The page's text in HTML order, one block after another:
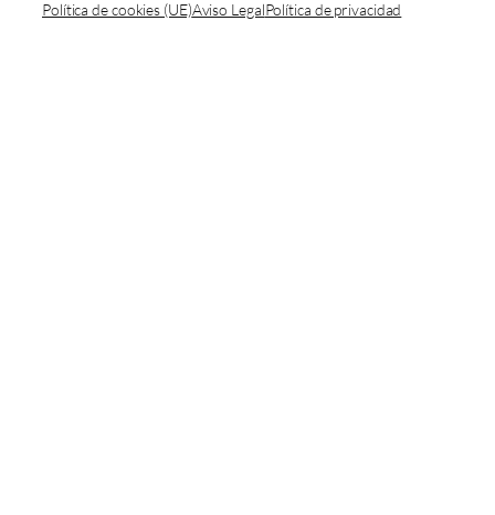
Política de cookies (UE)Aviso LegalPolítica de privacidad